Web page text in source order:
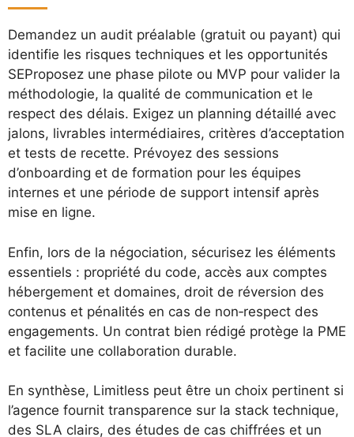
Demandez un audit préalable (gratuit ou payant) qui
identifie les risques techniques et les opportunités
SEProposez une phase pilote ou MVP pour valider la
méthodologie, la qualité de communication et le
respect des délais. Exigez un planning détaillé avec
jalons, livrables intermédiaires, critères d’acceptation
et tests de recette. Prévoyez des sessions
d’onboarding et de formation pour les équipes
internes et une période de support intensif après
mise en ligne.
Enfin, lors de la négociation, sécurisez les éléments
essentiels : propriété du code, accès aux comptes
hébergement et domaines, droit de réversion des
contenus et pénalités en cas de non‑respect des
engagements. Un contrat bien rédigé protège la PME
et facilite une collaboration durable.
En synthèse, Limitless peut être un choix pertinent si
l’agence fournit transparence sur la stack technique,
des SLA clairs, des études de cas chiffrées et un